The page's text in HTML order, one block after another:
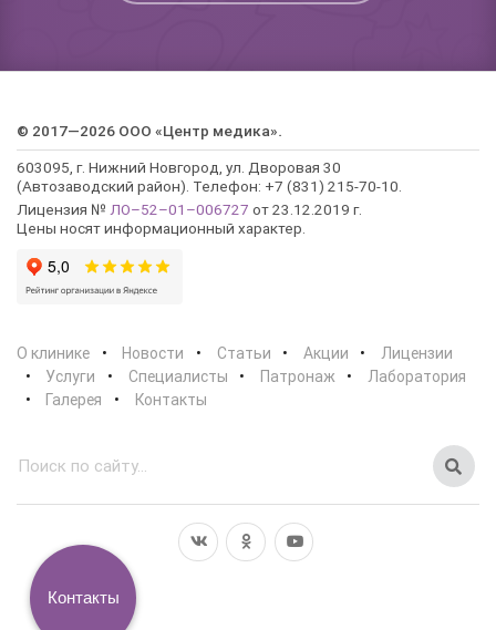
© 2017—2026 ООО «Центр медика».
603095, г. Нижний Новгород, ул. Дворовая 30
(Автозаводский район). Телефон: +7 (831) 215-70-10.
Лицензия № ЛО–52–01–006727 от 23.12.2019 г.
Цены носят информационный характер.
О клинике Новости Статьи Акции
Лицензии
Услуги
Специалисты Патронаж
Лаборатория
Галерея
Контакты
Контакты